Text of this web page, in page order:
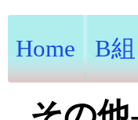
Home B